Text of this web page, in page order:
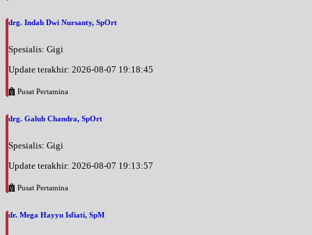
drg. Indah Dwi Nursanty, SpOrt
Spesialis: Gigi
Update terakhir: 2026-08-07 19:18:45
Pusat Pertamina
drg. Galuh Chandra, SpOrt
Spesialis: Gigi
Update terakhir: 2026-08-07 19:13:57
Pusat Pertamina
dr. Mega Hayyu Isfiati, SpM